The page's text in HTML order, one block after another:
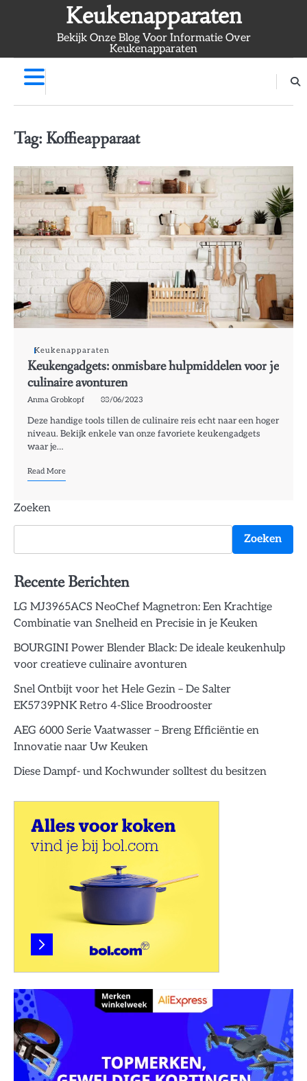
Keukenapparaten
Bekijk Onze Blog Voor Informatie Over
Keukenapparaten
Tag: Koffieapparaat
Keukenapparaten
Keukengadgets: onmisbare hulpmiddelen voor je
culinaire avonturen
Anma Grobkopf 03/06/2023
Deze handige tools tillen de culinaire reis echt naar een hoger
niveau. Bekijk enkele van onze favoriete keukengadgets
waar je…
Read More
Zoeken
Zoeken
Recente Berichten
LG MJ3965ACS NeoChef Magnetron: Een Krachtige
Combinatie van Snelheid en Precisie in je Keuken
BOURGINI Power Blender Black: De ideale keukenhulp
voor creatieve culinaire avonturen
Snel Ontbijt voor het Hele Gezin – De Salter
EK5739PNK Retro 4-Slice Broodrooster
AEG 6000 Serie Vaatwasser – Breng Efficiëntie en
Innovatie naar Uw Keuken
Diese Dampf- und Kochwunder solltest du besitzen